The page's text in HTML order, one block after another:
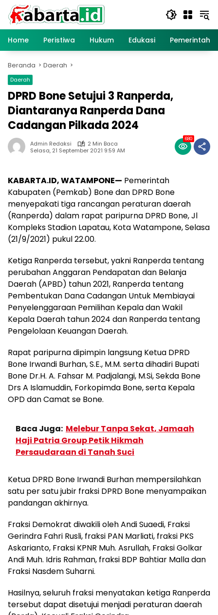
Langsung
konten
Home
Peristiwa Hukum Edukasi
Beranda Daerah
Daerah
DPRD Bone Setujui 3 Ranperda,
Diantaranya Ranperda Dana
Cadangan Pilkada 2024
Admin Redaksi
2 Min Baca
Selasa, 21 September 2021 9:59 AM
680
KABARTA.ID, WATAMPONE— Pemerintah
Kabupaten (Pemkab) Bone dan DPRD Bone
menyepakati tiga rancangan peraturan daerah
(Ranperda) dalam rapat paripurna DPRD Bone, Jl
Kompleks Stadion Lapatau, Kota Watampone, Selasa
(21/9/2021) pukul 22.00.
Ketiga Ranperda tersebut, yakni Ranperda tentang
perubahan Anggaran Pendapatan dan Belanja
Daerah (APBD) tahun 2021, Ranperda tentang
Pembentukan Dana Cadangan Untuk Membiayai
Penyelenggaraan Pemilihan Kepala dan Wakil
Kepala Daerah tahun 2024 dan Ranperda tentang
Pengelolaan Keuangan Daerah.
Rapat paripurna dipimpin langsung Ketua DPRD
Bone Irwandi Burhan, S.E., M.M. serta dihadiri Bupati
Bone Dr.H. A. Fahsar M. Padjalangi, M.Si, Sekda Bone
Drs A Islamuddin, Forkopimda Bone, serta Kepala
OPD dan Camat se Bone.
Baca Juga: Melebur Tanpa Sekat, Jamaah
Haji Patria Group Petik Hikmah
Persaudaraan di Tanah Suci
Ketua DPRD Bone Irwandi Burhan mempersilahkan
satu per satu jubir fraksi DPRD Bone menyampaikan
pandangan akhirnya.
Fraksi Demokrat diwakili oleh Andi Suaedi, Fraksi
Gerindra Fahri Rusli, fraksi PAN Marliati, fraksi PKS
Askarianto, Fraksi KPNR Muh. Asrullah, Fraksi Golkar
Andi Muh. Idris Rahman, fraksi BDP Bahtiar Malla dan
Fraksi Nasdem Suharni.
Hasilnya, seluruh fraksi menyatakan ketiga Ranperda
tersebut dapat disetujui menjadi peraturan daerah